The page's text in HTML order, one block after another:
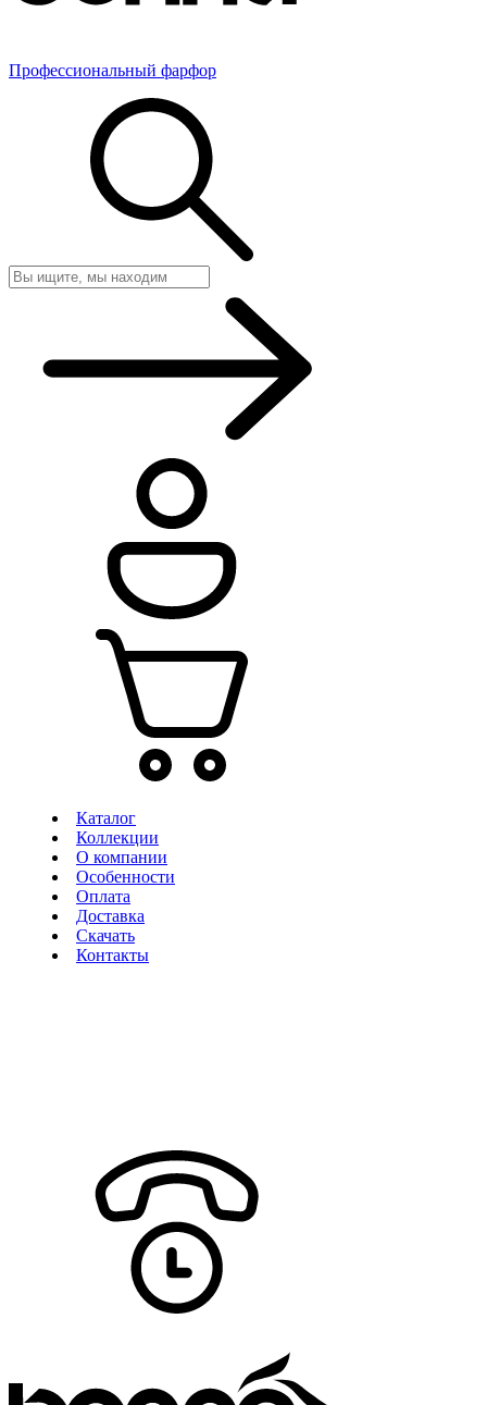
Профессиональный фарфор
Каталог
Коллекции
О компании
Особенности
Оплата
Доставка
Скачать
Контакты